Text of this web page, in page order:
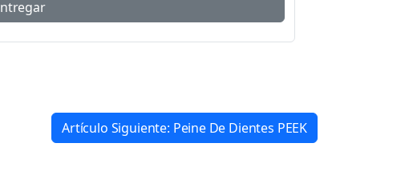
Artículo Siguiente: Peine De Dientes PEEK